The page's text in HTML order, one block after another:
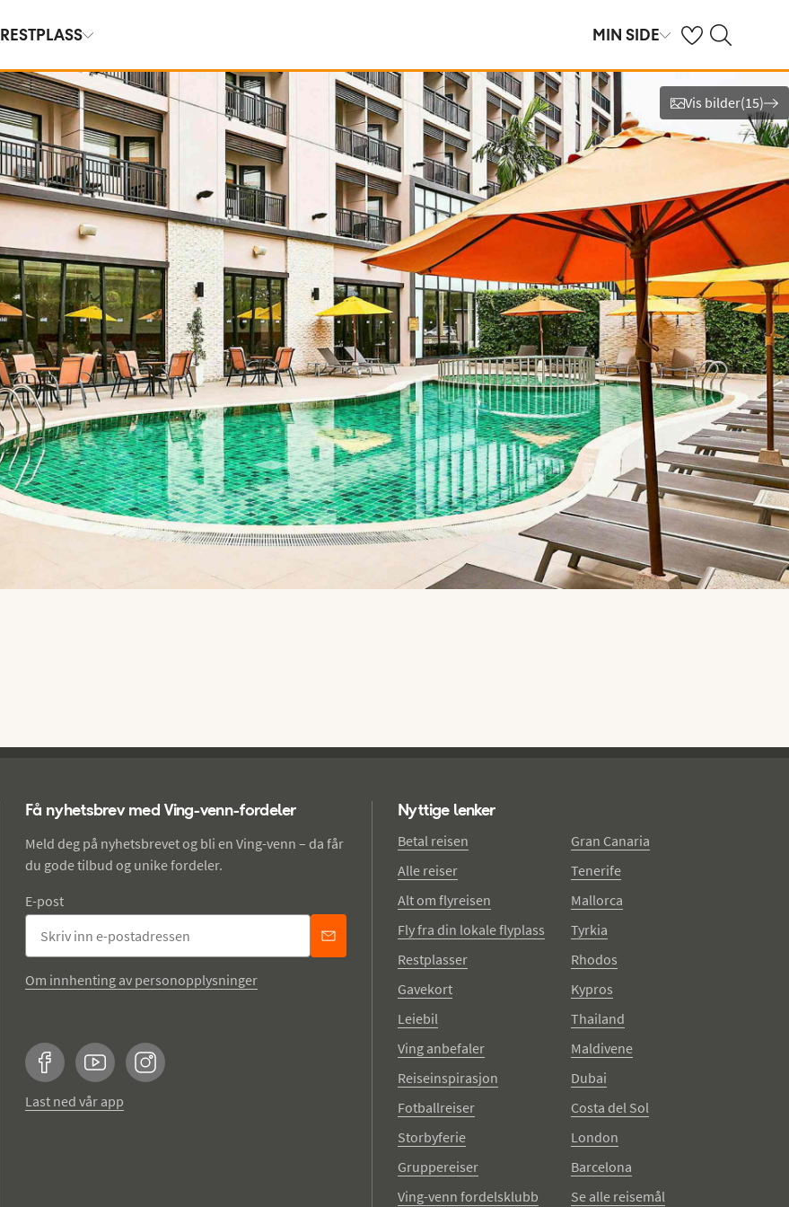
RESTPLASS MIN SIDE Se dine sparte
Søk på ving.no
Vis bilder(15)
Få nyhetsbrev med Ving-venn-fordeler
Meld deg på nyhetsbrevet og bli en Ving-venn – da får
du gode tilbud og unike fordeler.
E-post
Om innhenting av personopplysninger
FacebookYouTubeInstagram
Last ned vår app
Nyttige lenker
Betal reisen
Alle reiser
Alt om flyreisen
Fly fra din lokale flyplass
Restplasser
Gavekort
Leiebil
Ving anbefaler
Reiseinspirasjon
Fotballreiser
Storbyferie
Gruppereiser
Ving-venn fordelsklubb
Gran Canaria
Tenerife
Mallorca
Tyrkia
Rhodos
Kypros
Thailand
Maldivene
Dubai
Costa del Sol
London
Barcelona
Se alle reisemål